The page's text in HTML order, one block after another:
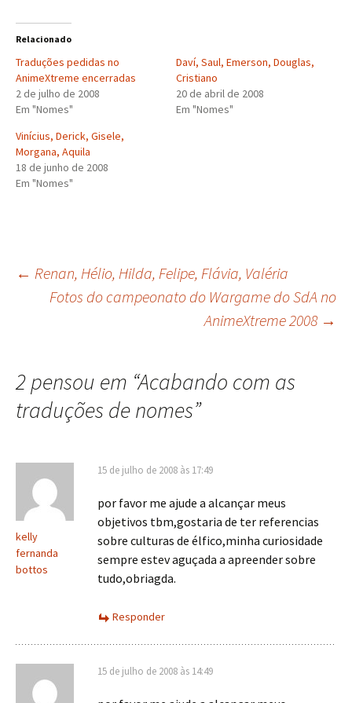
Relacionado
Traduções pedidas no
AnimeXtreme encerradas
2 de julho de 2008
Em "Nomes"
Daví, Saul, Emerson, Douglas,
Cristiano
20 de abril de 2008
Em "Nomes"
Vinícius, Derick, Gisele,
Morgana, Aquila
18 de junho de 2008
Em "Nomes"
Navegação
posts
← Renan, Hélio, Hilda, Felipe, Flávia, Valéria
Fotos do campeonato do Wargame do SdA no
AnimeXtreme 2008 →
2 pensou em “Acabando com as
traduções de nomes”
kelly
fernanda
bottos
15 de julho de 2008 às 17:49
por favor me ajude a alcançar meus
objetivos tbm,gostaria de ter referencias
sobre culturas de élfico,minha curiosidade
sempre estev aguçada a apreender sobre
tudo,obriagda.
Responder
15 de julho de 2008 às 14:49